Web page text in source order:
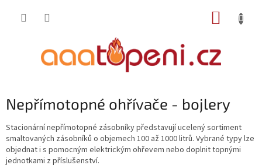
Nepřímotopné ohřívače - bojlery
Stacionární nepřímotopné zásobníky představují ucelený sortiment
smaltovaných zásobníků o objemech 100 až 1000 litrů. Vybrané typy lze
objednat i s pomocným elektrickým ohřevem nebo doplnit topnými
jednotkami z příslušenství.